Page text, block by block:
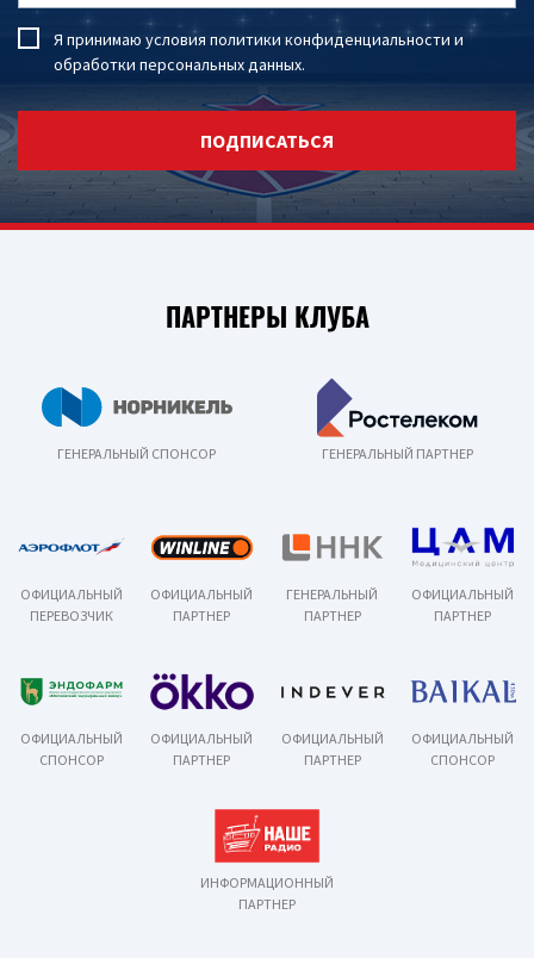
Я принимаю условия политики конфиденциальности и
обработки персональных данных.
ПОДПИСАТЬСЯ
ПАРТНЕРЫ КЛУБА
ГЕНЕРАЛЬНЫЙ СПОНСОР ГЕНЕРАЛЬНЫЙ ПАРТНЕР
ОФИЦИАЛЬНЫЙ
ПЕРЕВОЗЧИК
ОФИЦИАЛЬНЫЙ
ПАРТНЕР
ГЕНЕРАЛЬНЫЙ
ПАРТНЕР
ОФИЦИАЛЬНЫЙ
ПАРТНЕР
ОФИЦИАЛЬНЫЙ
СПОНСОР
ОФИЦИАЛЬНЫЙ
ПАРТНЕР
ОФИЦИАЛЬНЫЙ
ПАРТНЕР
ОФИЦИАЛЬНЫЙ
СПОНСОР
ИНФОРМАЦИОННЫЙ
ПАРТНЕР